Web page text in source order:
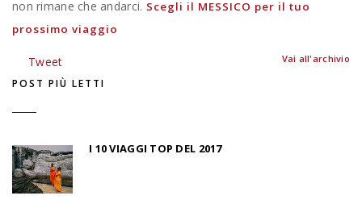
non rimane che andarci. Scegli il MESSICO per il tuo
prossimo viaggio
Vai all'archivio
Tweet
POST PIÙ LETTI
I 10 VIAGGI TOP DEL 2017